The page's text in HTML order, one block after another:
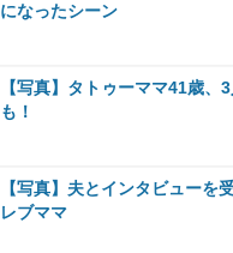
になったシーン
【写真】タトゥーママ41歳、
も！
【写真】夫とインタビューを
レブママ